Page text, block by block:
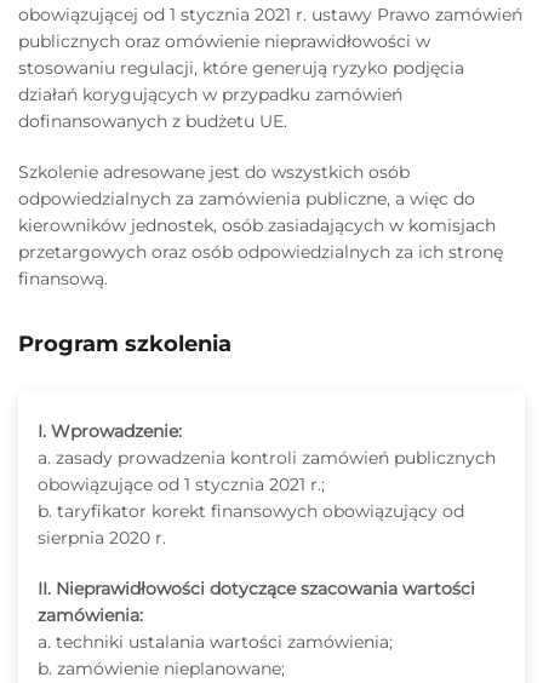
obowiązującej od 1 stycznia 2021 r. ustawy Prawo zamówień
publicznych oraz omówienie nieprawidłowości w
stosowaniu regulacji, które generują ryzyko podjęcia
działań korygujących w przypadku zamówień
dofinansowanych z budżetu UE.
Szkolenie adresowane jest do wszystkich osób
odpowiedzialnych za zamówienia publiczne, a więc do
kierowników jednostek, osób zasiadających w komisjach
przetargowych oraz osób odpowiedzialnych za ich stronę
finansową.
Program szkolenia
I. Wprowadzenie:
a. zasady prowadzenia kontroli zamówień publicznych
obowiązujące od 1 stycznia 2021 r.;
b. taryfikator korekt finansowych obowiązujący od
sierpnia 2020 r.
II. Nieprawidłowości dotyczące szacowania wartości
zamówienia:
a. techniki ustalania wartości zamówienia;
b. zamówienie nieplanowane;